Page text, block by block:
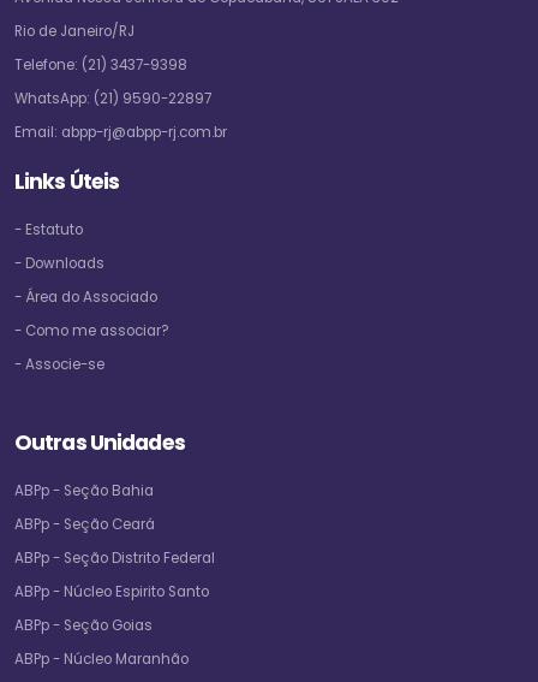
Rio de Janeiro/RJ
Telefone: (21) 3437-9398
WhatsApp: (21) 9590-22897
Email: abpp-rj@abpp-rj.com.br
Links Úteis
- Estatuto
- Downloads
- Área do Associado
- Como me associar?
- Associe-se
Outras Unidades
ABPp - Seção Bahia
ABPp - Seção Ceará
ABPp - Seção Distrito Federal
ABPp - Núcleo Espirito Santo
ABPp - Seção Goias
ABPp - Núcleo Maranhão